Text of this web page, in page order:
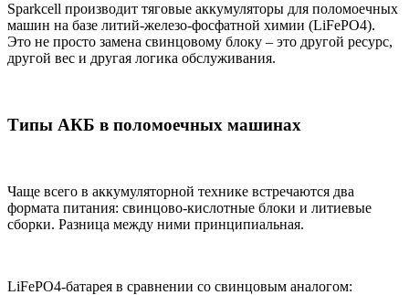
Sparkcell производит тяговые аккумуляторы для поломоечных
машин на базе литий-железо-фосфатной химии (LiFePO4).
Это не просто замена свинцовому блоку ‒ это другой ресурс,
другой вес и другая логика обслуживания.
Типы АКБ в поломоечных машинах
Чаще всего в аккумуляторной технике встречаются два
формата питания: свинцово-кислотные блоки и литиевые
сборки. Разница между ними принципиальная.
LiFePO4-батарея в сравнении со свинцовым аналогом: